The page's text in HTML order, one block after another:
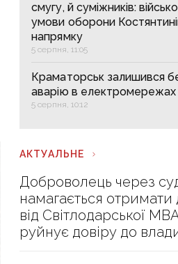
смугу, й суміжників:
умови оборони
напрямку
5 серпня, 11:05
Краматорськ залишився
аварію в електромережах
5 серпня, 10:12
АКТУАЛЬНЕ
Доброволець через
намагається
від Світлодарської
руйнує довіру до